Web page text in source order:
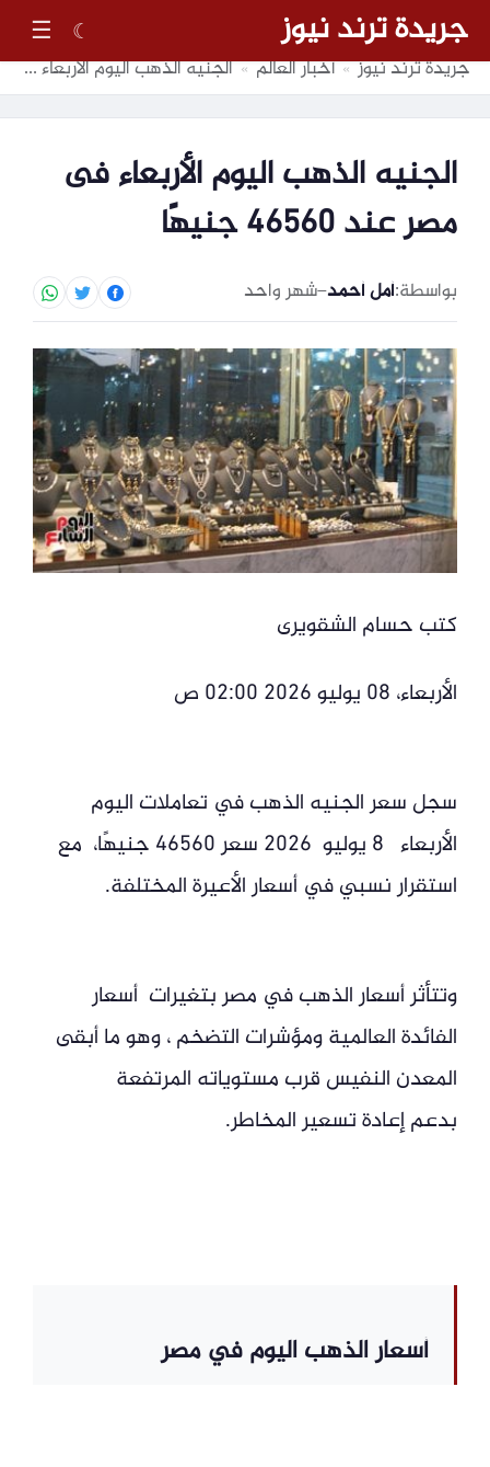
جريدة ترند نيوز ☾
☰
جريدة ترند نيوز » أخبار العالم » الجنيه الذهب اليوم الأربعاء فى مصر عند 46560 جنيهًا
الجنيه الذهب اليوم الأربعاء فى
مصر عند 46560 جنيهًا
بواسطة:أمل أحمد–شهر واحد
كتب حسام الشقويرى
الأربعاء، 08 يوليو 2026 02:00 ص
سجل سعر الجنيه الذهب في تعاملات اليوم
الأربعاء 8 يوليو 2026 سعر 46560 جنيهًا، مع
استقرار نسبي في أسعار الأعيرة المختلفة.
وتتأثر أسعار الذهب في مصر بتغيرات أسعار
الفائدة العالمية ومؤشرات التضخم ، وهو ما أبقى
المعدن النفيس قرب مستوياته المرتفعة
بدعم إعادة تسعير المخاطر.
أسعار الذهب اليوم في مصر